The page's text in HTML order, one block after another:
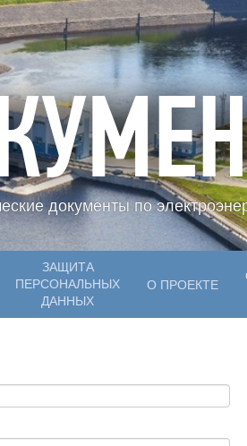
документы по
ЗАЩИТА
ПЕРСОНАЛЬНЫХ
ДАННЫХ
О ПРОЕКТЕ